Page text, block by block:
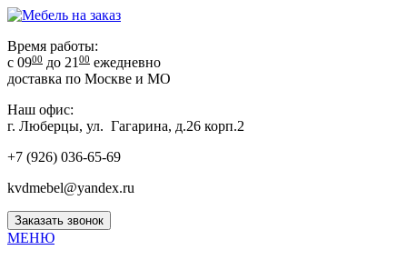
Время работы:
с 0900 до 21 00 ежедневно
доставка по Москве и МО
Наш офис:
г. Люберцы, ул. Гагарина, д.26 корп.2
+7 (926) 036-65-69
kvdmebel@yandex.ru
Заказать звонок
МЕНЮ